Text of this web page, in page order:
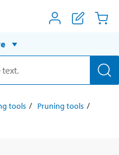
tools
Pruning tools